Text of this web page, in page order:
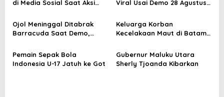
v
i
g
t
di Media Sosial Saat Aksi
Viral Usai Demo 28 Agustus
Ojol Meninggal Ditabrak
Barracuda Saat Demo,
Berduka
Keluarga Korban
Kecelakaan Maut di Batam
Pemain Sepak Bola
Indonesia U-17 Jatuh ke Got
Gubernur Maluku Utara
Sherly Tjoanda Kibarkan